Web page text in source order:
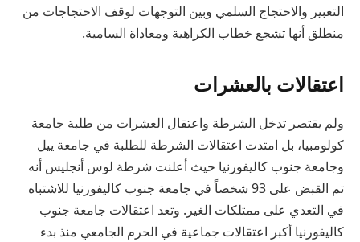
التعبير والاحتجاج السلمي وبين التوجهات لوقف الاحتجاجات من
منطلق أنها تشجع خطاب الكراهية ومعاداة السامية.
اعتقالات بالعشرات
ولم يقتصر تدخل الشرطة واعتقال العشرات من طلبة جامعة
كولومبيا، بل امتدت اعتقالات الشرطة للطلبة في جامعة ييل
وجامعة جنوب كاليفورنيا حيث أعلنت شرطة لوس أنجليس أنه
تم القبض على 93 شخصاً في جامعة جنوب كاليفورنيا للاشتباه
في التعدي على ممتلكات الغير. وتعد اعتقالات جامعة جنوب
كاليفورنيا أكبر اعتقالات جماعية في الحرم الجامعي منذ بدء